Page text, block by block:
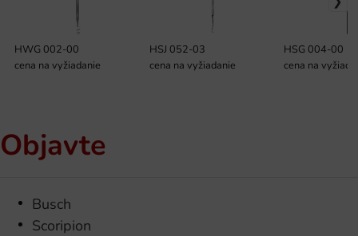
HWG 002-00
cena na vyžiadanie
HSJ 052-03
cena na vyžiadanie
HSG 004-00
cena na
Objavte
Busch
Scoripion